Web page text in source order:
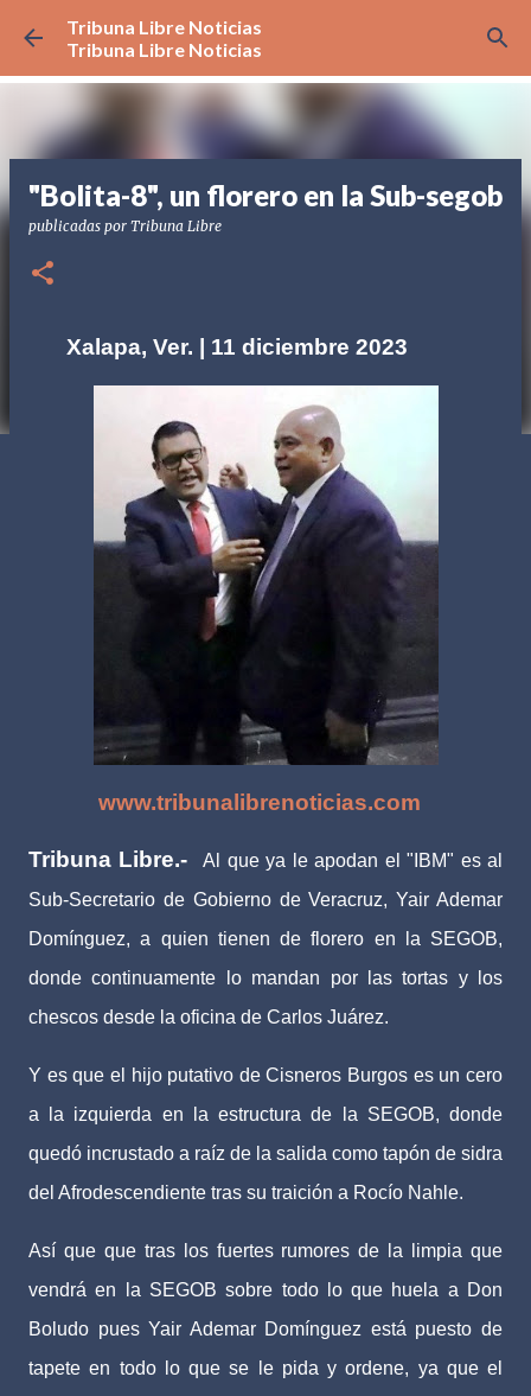
Ir al contenido principal
Tribuna Libre Noticias
Tribuna Libre Noticias
"Bolita-8", un florero en la Sub-segob
publicadas por Tribuna Libre
Xalapa, Ver. | 11 diciembre 2023
www.tribunalibrenoticias.com
Tribuna Libre.-
Al que ya le apodan el "IBM" es al
Sub-Secretario de Gobierno de Veracruz, Yair Ademar
Domínguez, a quien tienen de florero en la SEGOB,
donde continuamente lo mandan por las tortas y los
chescos desde la oficina de Carlos Juárez.
Y es que el hijo putativo de Cisneros Burgos es un cero
a la izquierda en la estructura de la SEGOB, donde
quedó incrustado a raíz de la salida como tapón de sidra
del Afrodescendiente tras su traición a Rocío Nahle.
Así que que tras los fuertes rumores de la limpia que
vendrá en la SEGOB sobre todo lo que huela a Don
Boludo pues Yair Ademar Domínguez está puesto de
tapete en todo lo que se le pida y ordene, ya que el